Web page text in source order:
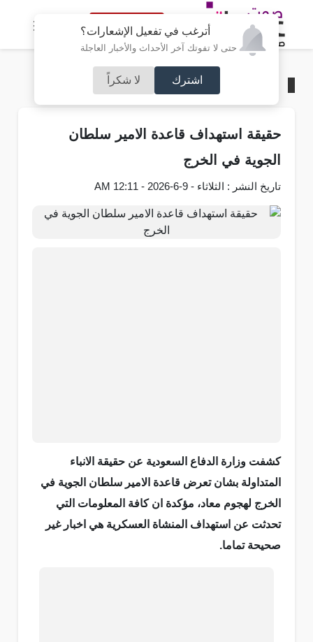
أترغب في تفعيل الإشعارات؟
حتى لا تفوتك آخر الأحداث والأخبار العاجلة
اشترك لا شكراً
النسخة الكاملة
السعودية
حقيقة استهداف قاعدة الامير سلطان
الجوية في الخرج
تاريخ النشر : الثلاثاء - 9-6-2026 - 12:11 AM
كشفت وزارة الدفاع السعودية عن حقيقة الانباء
المتداولة بشان تعرض قاعدة الامير سلطان الجوية في
الخرج لهجوم معاد، مؤكدة ان كافة المعلومات التي
تحدثت عن استهداف المنشاة العسكرية هي اخبار غير
صحيحة تماما.